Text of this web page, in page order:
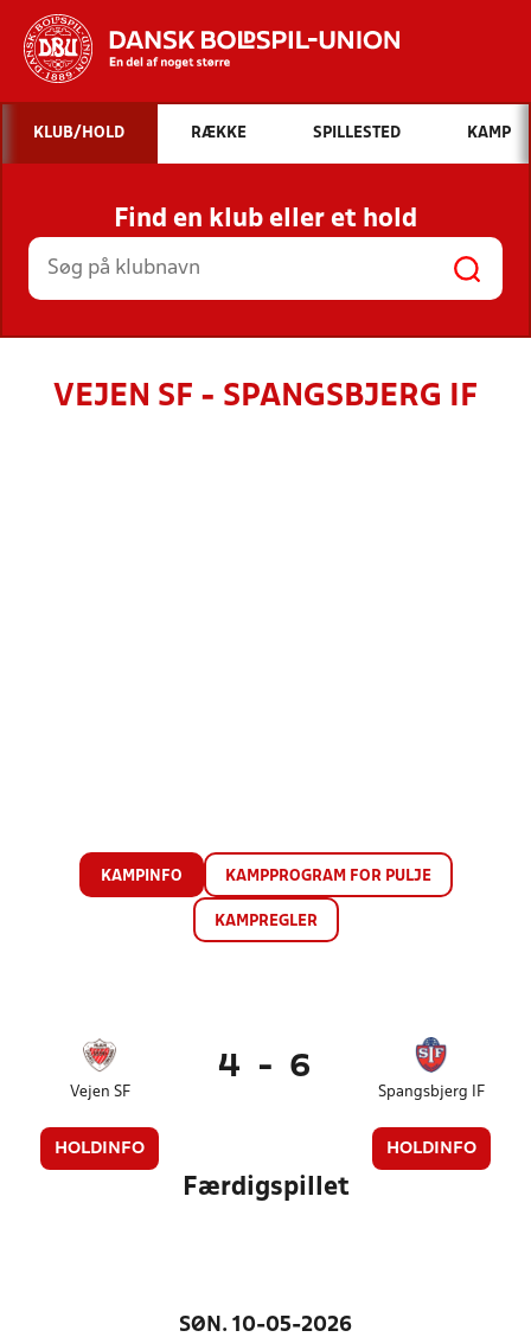
Hvad vil du søge efter?
INDHOLD OG NYHEDER
STILLINGER, RESULTATER, KLUBBER OG
HOLD
KLUB/HOLD RÆKKE SPILLESTED KAMP
Find en klub eller et hold
VEJEN SF - SPANGSBJERG IF
KAMPINFO KAMPPROGRAM FOR PULJE
KAMPREGLER
Vejen SF
HOLDINFO
4 - 6
Spangsbjerg IF
HOLDINFO
Færdigspillet
SØN. 10-05-2026